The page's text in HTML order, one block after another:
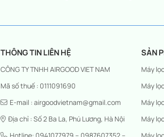
THÔNG TIN LIÊN HỆ
CÔNG TY TNHH AIRGOOD VIET NAM
Mã số thuế : 0111091690
E-mail : airgoodvietnam@gmail.com
Địa chỉ : Số 2 Ba La, Phú Lương, Hà Nội
SẢN
Máy
Máy
Máy
Máy